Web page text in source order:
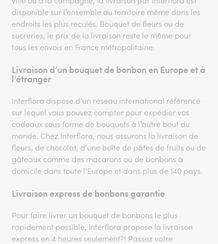
disponible sur l’ensemble du territoire même dans les
endroits les plus reculés. Bouquet de fleurs ou de
sucreries, le prix de la livraison reste le même pour
tous les envois en France métropolitaine.
Livraison d’un bouquet de bonbon en Europe et à
l’étranger
Interflora dispose d’un réseau international référencé
sur lequel vous pouvez compter pour expédier vos
cadeaux sous forme de bouquets à l’autre bout du
monde. Chez Interflora, nous assurons la livraison de
fleurs, de chocolat, d’une boîte de pâtes de fruits ou de
gâteaux comme des macarons ou de bonbons à
domicile dans toute l’Europe et dans plus de 140 pays.
Livraison express de bonbons garantie
Pour faire livrer un bouquet de bonbons le plus
rapidement possible, Interflora propose la livraison
express en 4 heures seulement?! Passez votre